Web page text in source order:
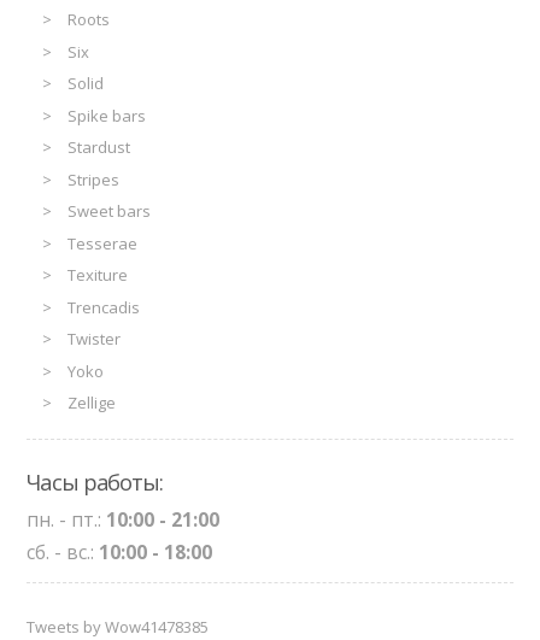
Roots
Six
Solid
Spike bars
Stardust
Stripes
Sweet bars
Tesserae
Texiture
Trencadis
Twister
Yoko
Zellige
Часы работы:
пн. - пт.: 10:00 - 21:00
сб. - вс.: 10:00 - 18:00
Tweets by Wow41478385